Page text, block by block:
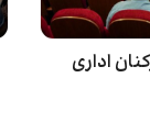
اداری